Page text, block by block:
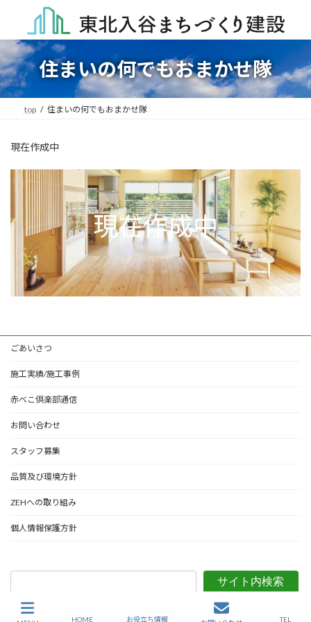
ン
ツ
へ
ス
ー
シ
ョ
ン
住まいの何でもおまかせ隊
top 住まいの何でもおまかせ隊
現在作成中
現在作成中
ごあいさつ
施工実績/施工事例
赤べこ倶楽部通信
お問い合わせ
スタッフ募集
品質及び環境方針
ZEHへの取り組み
個人情報保護方針
サイト内検索
Copyright 東北入谷まちづくり建設 All Rights Reserved.
HOME お役立ち情報 TEL